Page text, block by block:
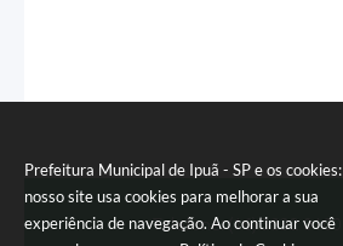
Prefeitura Municipal de Ipuã - SP e os cookies:
nosso site usa cookies para melhorar a sua
experiência de navegação. Ao continuar você
Telefone: (16) 3832 0100